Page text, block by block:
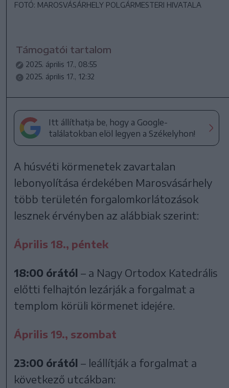
FOTÓ: MAROSVÁSÁRHELY POLGÁRMESTERI HIVATALA
Támogatói tartalom
2025. április 17., 08:55
2025. április 17., 12:32
Itt állíthatja be, hogy a Google-
találatokban elöl legyen a Székelyhon!
A húsvéti körmenetek zavartalan
lebonyolítása érdekében Marosvásárhely
több területén forgalomkorlátozások
lesznek érvényben az alábbiak szerint:
Április 18., péntek
18:00 órától – a Nagy Ortodox Katedrális
előtti felhajtón lezárják a forgalmat a
templom körüli körmenet idejére.
Április 19., szombat
23:00 órától – leállítják a forgalmat a
következő utcákban: